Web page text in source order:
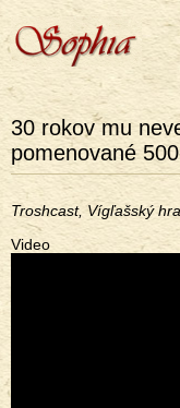
30 rokov mu
pomenované
Troshcast, Vígľašský
Video